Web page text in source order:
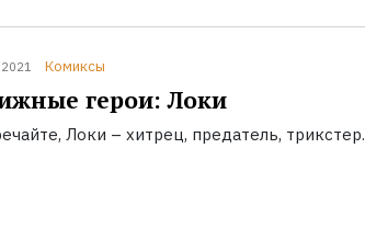
Комиксы
герои: Локи
Локи – хитрец, предатель, трикстер.